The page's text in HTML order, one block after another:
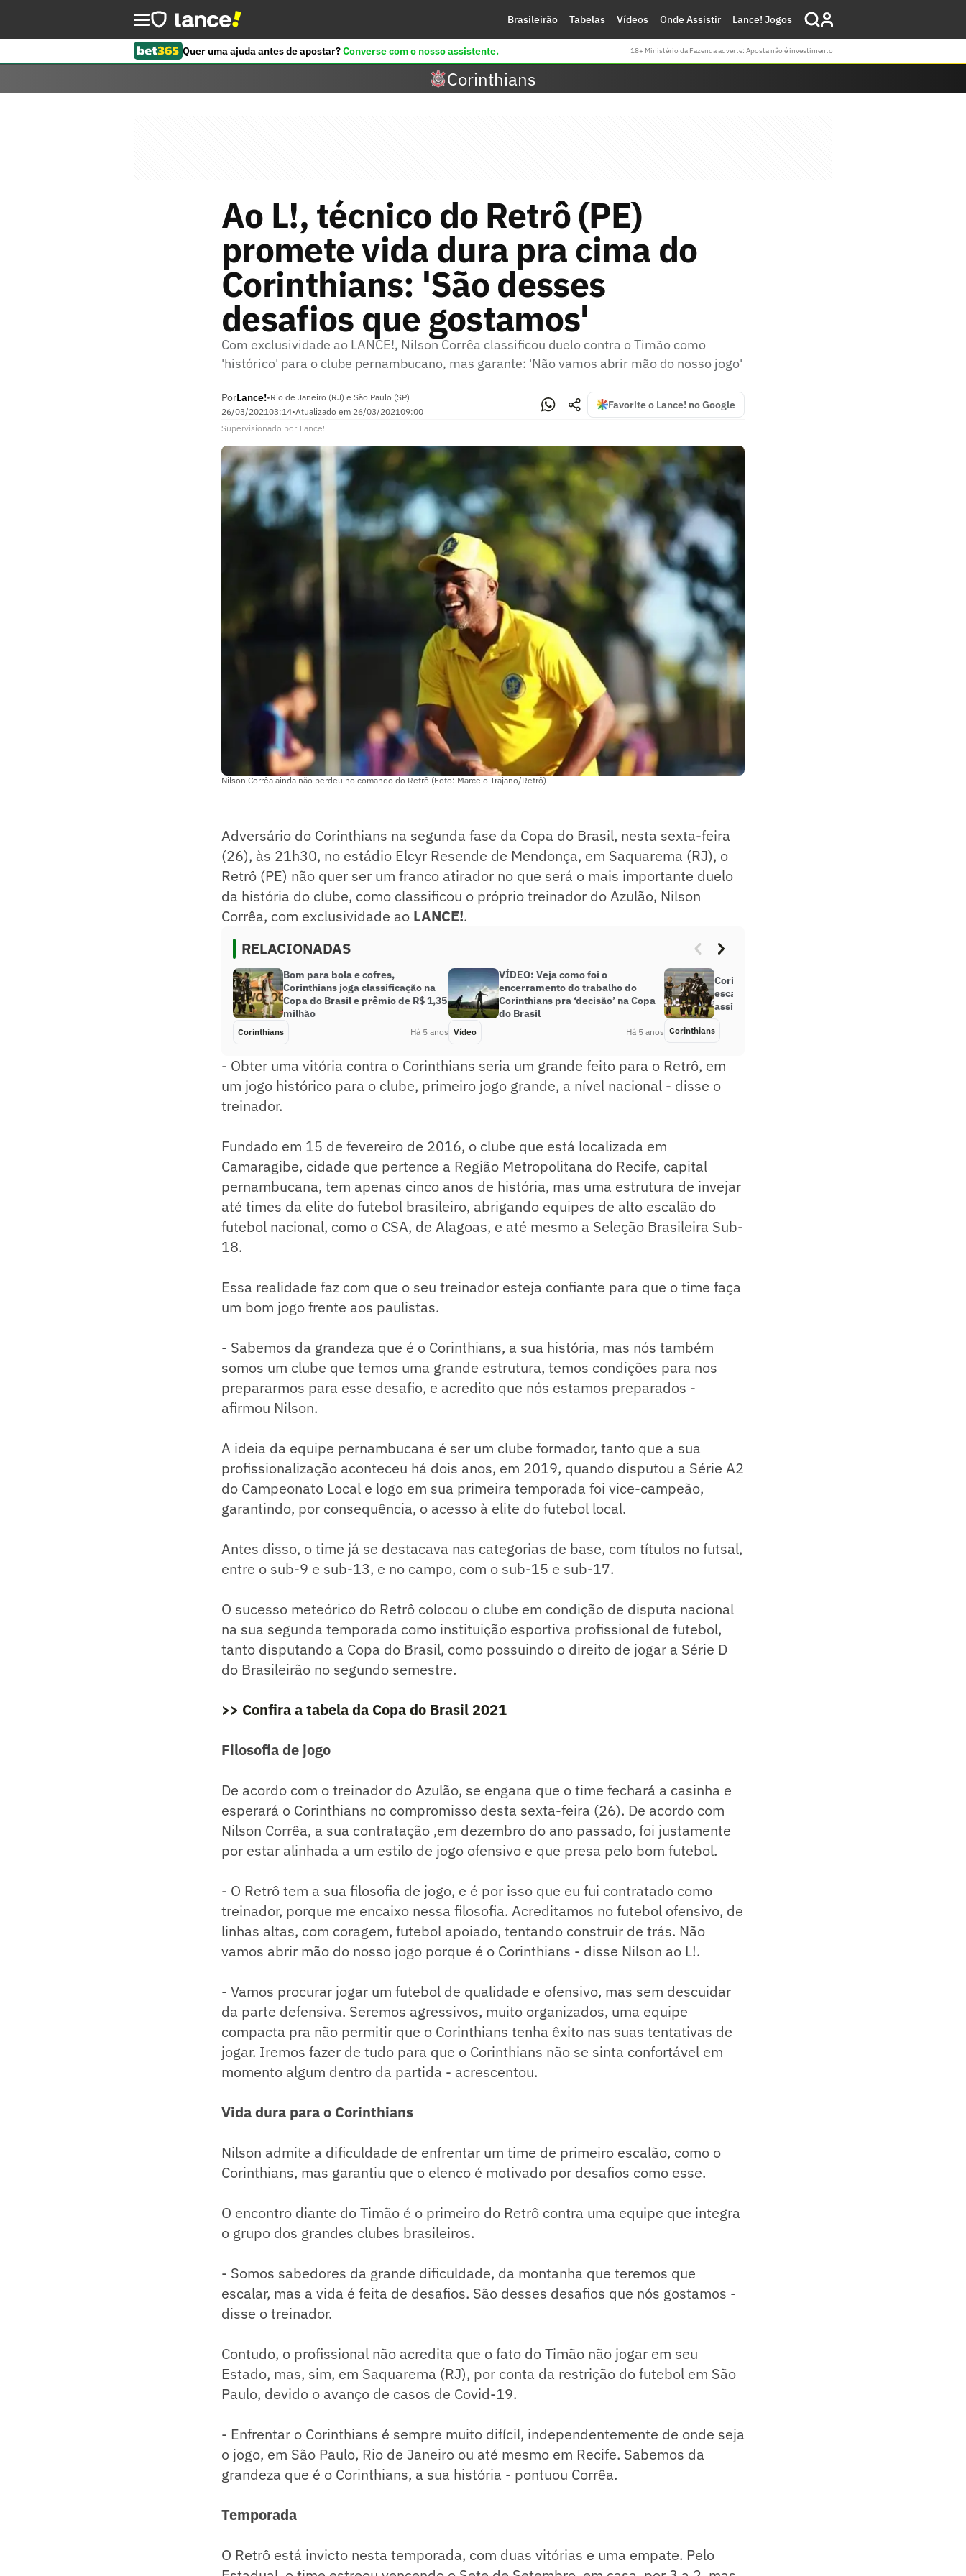
Brasileirão Tabelas Vídeos Onde Assistir Lance! Jogos
Quer uma ajuda antes de apostar?Converse com o nosso assistente. 18+ Ministério da Fazenda adverte: Aposta não é investimento
Corinthians
Ao L!, técnico do Retrô (PE)
promete vida dura pra cima do
Corinthians: 'São desses
desafios que gostamos'
Com exclusividade ao LANCE!, Nilson Corrêa classificou duelo contra o Timão como
'histórico' para o clube pernambucano, mas garante: 'Não vamos abrir mão do nosso jogo'
PorLance!•Rio de Janeiro (RJ) e São Paulo (SP)
26/03/202103:14•Atualizado em 26/03/202109:00
Favorite o Lance! no Google
Supervisionado por Lance!
Nilson Corrêa ainda não perdeu no comando do Retrô (Foto: Marcelo Trajano/Retrô)
Adversário do Corinthians na segunda fase da Copa do Brasil, nesta sexta-feira
(26), às 21h30, no estádio Elcyr Resende de Mendonça, em Saquarema (RJ), o
Retrô (PE) não quer ser um franco atirador no que será o mais importante duelo
da história do clube, como classificou o próprio treinador do Azulão, Nilson
Corrêa, com exclusividade ao LANCE!.
RELACIONADAS
Bom para bola e cofres,
Corinthians joga classificação na
Copa do Brasil e prêmio de R$ 1,35
milhão
Corinthians Há 5 anos
VÍDEO: Veja como foi o
encerramento do trabalho do
Corinthians pra ‘decisão’ na Copa
do Brasil
Vídeo Há 5 anos
Corinthians x Retrô (PE): prováveis
escalações, desfalques e onde
assistir
Corinthians
- Obter uma vitória contra o Corinthians seria um grande feito para o Retrô, em
um jogo histórico para o clube, primeiro jogo grande, a nível nacional - disse o
treinador.
Fundado em 15 de fevereiro de 2016, o clube que está localizada em
Camaragibe, cidade que pertence a Região Metropolitana do Recife, capital
pernambucana, tem apenas cinco anos de história, mas uma estrutura de invejar
até times da elite do futebol brasileiro, abrigando equipes de alto escalão do
futebol nacional, como o CSA, de Alagoas, e até mesmo a Seleção Brasileira Sub-
18.
Essa realidade faz com que o seu treinador esteja confiante para que o time faça
um bom jogo frente aos paulistas.
- Sabemos da grandeza que é o Corinthians, a sua história, mas nós também
somos um clube que temos uma grande estrutura, temos condições para nos
prepararmos para esse desafio, e acredito que nós estamos preparados -
afirmou Nilson.
A ideia da equipe pernambucana é ser um clube formador, tanto que a sua
profissionalização aconteceu há dois anos, em 2019, quando disputou a Série A2
do Campeonato Local e logo em sua primeira temporada foi vice-campeão,
garantindo, por consequência, o acesso à elite do futebol local.
Antes disso, o time já se destacava nas categorias de base, com títulos no futsal,
entre o sub-9 e sub-13, e no campo, com o sub-15 e sub-17.
O sucesso meteórico do Retrô colocou o clube em condição de disputa nacional
na sua segunda temporada como instituição esportiva profissional de futebol,
tanto disputando a Copa do Brasil, como possuindo o direito de jogar a Série D
do Brasileirão no segundo semestre.
>> Confira a tabela da Copa do Brasil 2021
Filosofia de jogo
De acordo com o treinador do Azulão, se engana que o time fechará a casinha e
esperará o Corinthians no compromisso desta sexta-feira (26). De acordo com
Nilson Corrêa, a sua contratação ,em dezembro do ano passado, foi justamente
por estar alinhada a um estilo de jogo ofensivo e que presa pelo bom futebol.
- O Retrô tem a sua filosofia de jogo, e é por isso que eu fui contratado como
treinador, porque me encaixo nessa filosofia. Acreditamos no futebol ofensivo, de
linhas altas, com coragem, futebol apoiado, tentando construir de trás. Não
vamos abrir mão do nosso jogo porque é o Corinthians - disse Nilson ao L!.
- Vamos procurar jogar um futebol de qualidade e ofensivo, mas sem descuidar
da parte defensiva. Seremos agressivos, muito organizados, uma equipe
compacta pra não permitir que o Corinthians tenha êxito nas suas tentativas de
jogar. Iremos fazer de tudo para que o Corinthians não se sinta confortável em
momento algum dentro da partida - acrescentou.
Vida dura para o Corinthians
Nilson admite a dificuldade de enfrentar um time de primeiro escalão, como o
Corinthians, mas garantiu que o elenco é motivado por desafios como esse.
O encontro diante do Timão é o primeiro do Retrô contra uma equipe que integra
o grupo dos grandes clubes brasileiros.
- Somos sabedores da grande dificuldade, da montanha que teremos que
escalar, mas a vida é feita de desafios. São desses desafios que nós gostamos -
disse o treinador.
Contudo, o profissional não acredita que o fato do Timão não jogar em seu
Estado, mas, sim, em Saquarema (RJ), por conta da restrição do futebol em São
Paulo, devido o avanço de casos de Covid-19.
- Enfrentar o Corinthians é sempre muito difícil, independentemente de onde seja
o jogo, em São Paulo, Rio de Janeiro ou até mesmo em Recife. Sabemos da
grandeza que é o Corinthians, a sua história - pontuou Corrêa.
Temporada
O Retrô está invicto nesta temporada, com duas vitórias e uma empate. Pelo